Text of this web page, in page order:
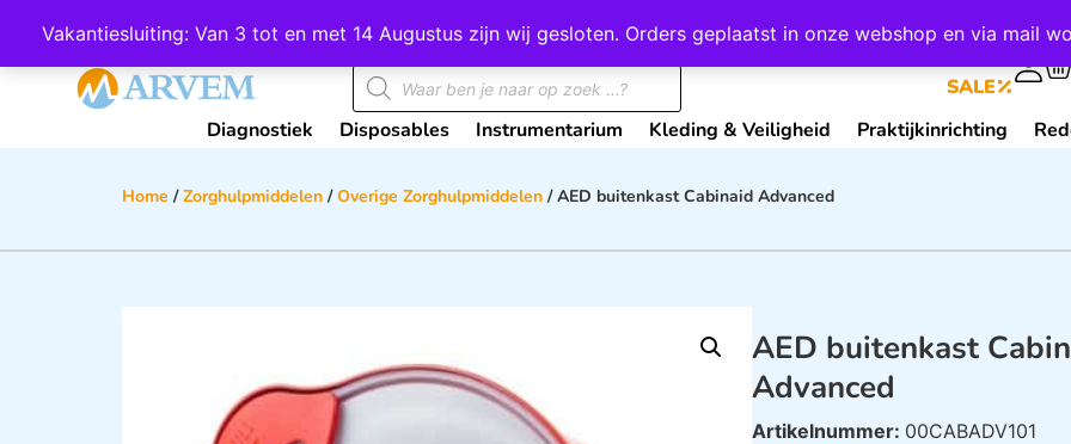
Vakantiesluiting: Van 3 tot en met 14 Augustus zijn wij gesloten. Orders geplaatst in onze webshop en via mail
Wij scoren een 4,8 op Google
SALE
Diagnostiek Disposables Instrumentarium Kleding & Veiligheid Praktijkinrichting
Home /Zorghulpmiddelen /Overige Zorghulpmiddelen / AED buitenkast Cabinaid Advanced
AED buitenkast
Advanced
Artikelnummer: 00CABADV101